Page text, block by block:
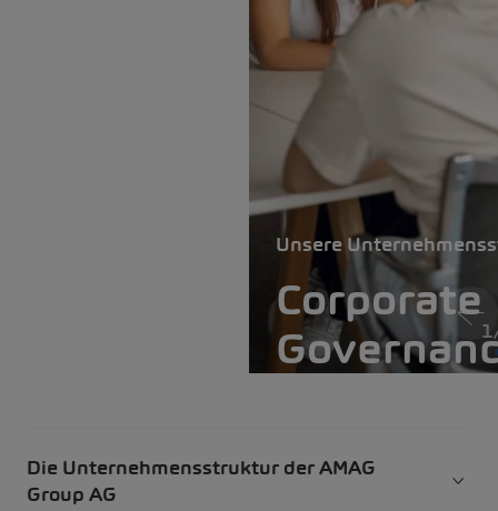
Unsere
Corporate
1
Die Unternehmensstruktur der AMAG
Group AG